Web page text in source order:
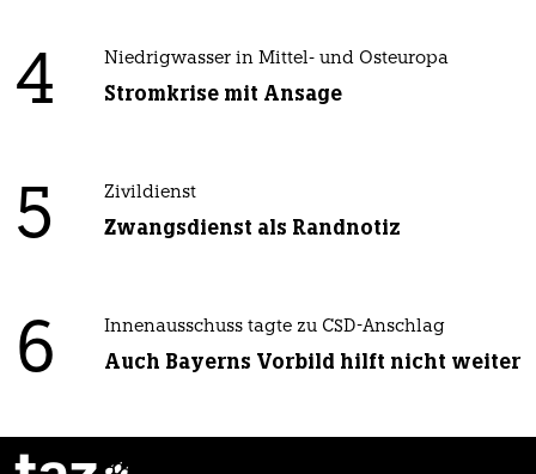
4 Niedrigwasser in Mittel- und Osteuropa
Stromkrise mit Ansage
5 Zivildienst
Zwangsdienst als Randnotiz
6 Innenausschuss tagte zu CSD-Anschlag
Auch Bayerns Vorbild hilft nicht weiter